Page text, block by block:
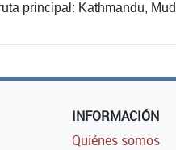
principal: Kathmandu,
INFORMACIÓN
Quiénes somos